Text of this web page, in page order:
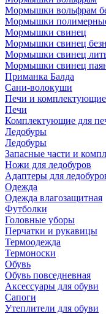
Мормышки вольфрам
Мормышки
Мормышки свинец
Мормышки свинец
Мормышки свинец
Мормышки свинец
Приманка Балда
Сани-волокуши
Печи и комплектующие
Печи
Комплектующие для
Ледобуры
Ледобуры
Запасные части и
Ножи для ледобуров
Адаптеры для
Одежда
Одежда влагозащитная
Футболки
Головные уборы
Перчатки и рукавицы
Термоодежда
Термоноски
Обувь
Обувь повседневная
Аксессуары для обуви
Сапоги
Утеплители для обуви